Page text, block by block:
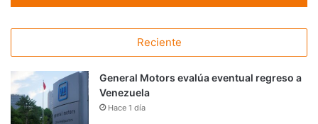
Reciente
General Motors evalúa eventual regreso a
Venezuela
Hace 1 día